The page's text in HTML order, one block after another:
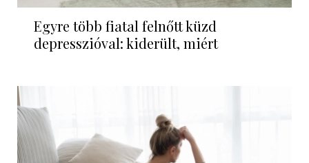
Egyre több fiatal felnőtt küzd
depresszióval: kiderült, miért